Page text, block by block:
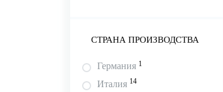
СТРАНА ПРОИЗВОДСТВА
Германия 1
Италия 14